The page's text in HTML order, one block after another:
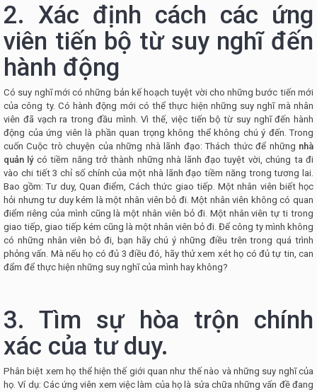
2. Xác định cách các ứng
viên tiến bộ từ suy nghĩ đến
hành động
Có suy nghĩ mới có những bản kế hoạch tuyệt vời cho những bước tiến mới
của công ty. Có hành động mới có thể thực hiện những suy nghĩ mà nhân
viên đã vạch ra trong đầu mình. Vì thế, việc tiến bộ từ suy nghĩ đến hành
động của ứng viên là phần quan trọng không thể không chú ý đến. Trong
cuốn Cuộc trò chuyện của những nhà lãnh đạo: Thách thức để những nhà
quản lýcó tiềm năng trở thành những nhà lãnh đạo tuyệt vời, chúng ta đi
vào chi tiết 3 chỉ số chính của một nhà lãnh đạo tiềm năng trong tương lai.
Bao gồm: Tư duy, Quan điểm, Cách thức giao tiếp. Một nhân viên biết học
hỏi nhưng tư duy kém là một nhân viên bỏ đi. Một nhân viên không có quan
điểm riêng của mình cũng là một nhân viên bỏ đi. Một nhân viên tự ti trong
giao tiếp, giao tiếp kém cũng là một nhân viên bỏ đi. Để công ty mình không
có những nhân viên bỏ đi, bạn hãy chú ý những điều trên trong quá trình
phỏng vấn. Mà nếu họ có đủ 3 điều đó, hãy thử xem xét họ có đủ tự tin, can
đẩm để thực hiện những suy nghĩ của mình hay không?
3. Tìm sự hòa trộn chính
xác của tư duy.
Phân biệt xem họ thể hiện thế giới quan như thế nào và những suy nghĩ của
họ. Ví dụ: Các ứng viên xem việc làm của họ là sửa chữa những vấn đề đang